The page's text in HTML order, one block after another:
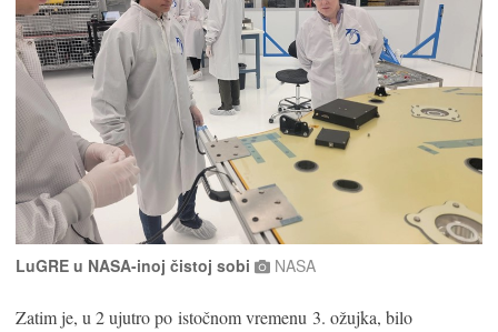
LuGRE u NASA-inoj čistoj sobi NASA
Zatim je, u 2 ujutro po istočnom vremenu 3. ožujka, bilo